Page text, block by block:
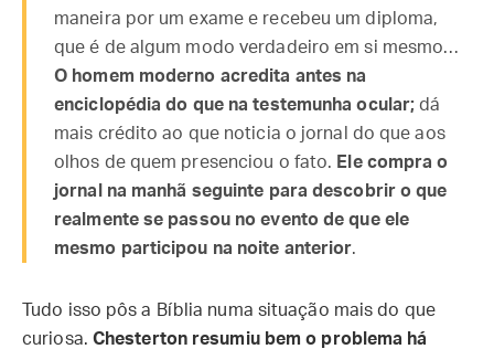
maneira por um exame e recebeu um diploma,
que é de algum modo verdadeiro em si mesmo…
O homem moderno acredita antes na
enciclopédia do que na testemunha ocular; dá
mais crédito ao que noticia o jornal do que aos
olhos de quem presenciou o fato. Ele compra o
jornal na manhã seguinte para descobrir o que
realmente se passou no evento de que ele
mesmo participou na noite anterior.
Tudo isso pôs a Bíblia numa situação mais do que
curiosa. Chesterton resumiu bem o problema há